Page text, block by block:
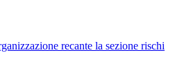
recante la sezione rischi